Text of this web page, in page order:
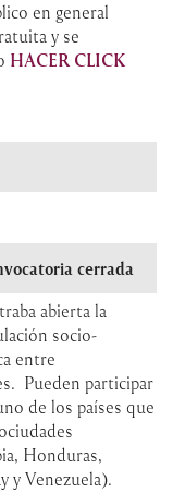
en general
y se
HACER CLICK
cerrada
abierta la
socio-
entre
Pueden participar
de los países que
Honduras,
y Venezuela).